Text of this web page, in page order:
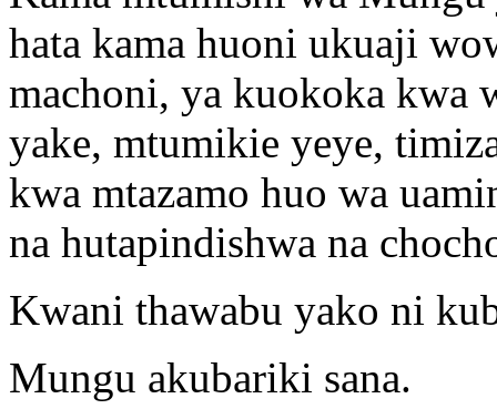
hata kama huoni ukuaji
machoni, ya kuokoka
yake, mtumikie yeye,
kwa mtazamo huo wa
na hutapindishwa na
Kwani thawabu yako ni
Mungu akubariki sana.